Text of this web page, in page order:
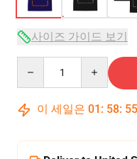
사이즈 가이드 보기
이 세일은 01 : 58: 54